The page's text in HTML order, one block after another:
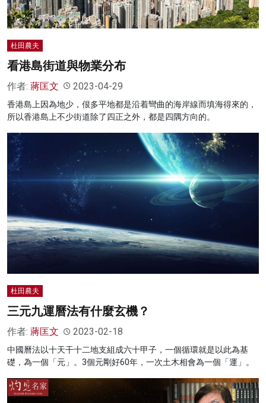
杜田農夫
看港島街道與物業分布
作者: 蔣匡文 2023-04-29
香港島上因為地少，佷多平地都是沿着彎曲的海岸線而填海得來的，
所以香港島上不少街道除了四正之外，都是四隅方向的。
杜田農夫
三元九運曆法有什麼玄機？
作者: 蔣匡文 2023-02-18
中國曆法以十天干十二地支組成六十甲子，一個循環就是以此為基
礎，為一個「元」。3個元剛好60年，一次土木相會為一個「運」。